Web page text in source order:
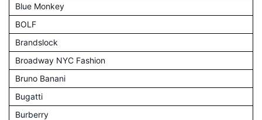
Blue Monkey
BOLF
Brandslock
Broadway NYC Fashion
Bruno Banani
Bugatti
Burberry